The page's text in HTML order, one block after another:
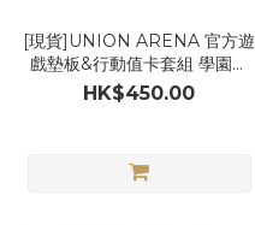
[現貨]UNION ARENA 官方遊
戲墊板&行動值卡套組 學園偶
像大師
HK$450.00